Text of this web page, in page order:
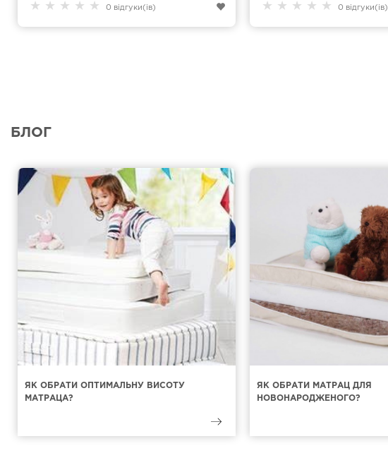
★ ★ ★ ★ ★ 0 відгуки(ів) ★ ★ ★ ★ ★ 0 відгуки(ів)
БЛОГ
ЯК ОБРАТИ ОПТИМАЛЬНУ ВИСОТУ
МАТРАЦА?
ЯК ОБРАТИ МАТРАЦ ДЛЯ
НОВОНАРОДЖЕНОГО?